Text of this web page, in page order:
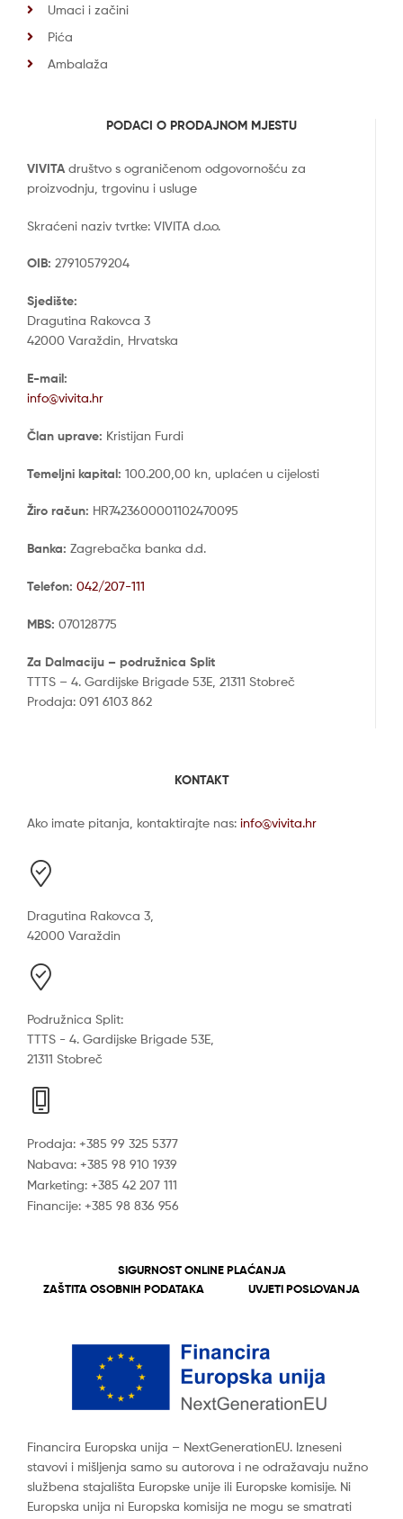
Umaci i začini
Pića
Ambalaža
PODACI O PRODAJNOM MJESTU
VIVITA društvo s ograničenom odgovornošću za
proizvodnju, trgovinu i usluge
Skraćeni naziv tvrtke: VIVITA d.o.o.
OIB: 27910579204
Sjedište:
Dragutina Rakovca 3
42000 Varaždin, Hrvatska
E-mail:
info@vivita.hr
Član uprave: Kristijan Furdi
Temeljni kapital: 100.200,00 kn, uplaćen u cijelosti
Žiro račun: HR7423600001102470095
Banka: Zagrebačka banka d.d.
Telefon: 042/207-111
MBS: 070128775
Za Dalmaciju – podružnica Split
TTTS – 4. Gardijske Brigade 53E, 21311 Stobreč
Prodaja: 091 6103 862
KONTAKT
Ako imate pitanja, kontaktirajte nas: info@vivita.hr
Dragutina Rakovca 3,
42000 Varaždin
Podružnica Split:
TTTS - 4. Gardijske Brigade 53E,
21311 Stobreč
Prodaja: +385 99 325 5377
Nabava: +385 98 910 1939
Marketing: +385 42 207 111
Financije: +385 98 836 956
SIGURNOST ONLINE PLAĆANJA
ZAŠTITA OSOBNIH PODATAKA
UVJETI POSLOVANJA
Financira Europska unija – NextGenerationEU. Izneseni
stavovi i mišljenja samo su autorova i ne odražavaju nužno
službena stajališta Europske unije ili Europske komisije. Ni
Europska unija ni Europska komisija ne mogu se smatrati